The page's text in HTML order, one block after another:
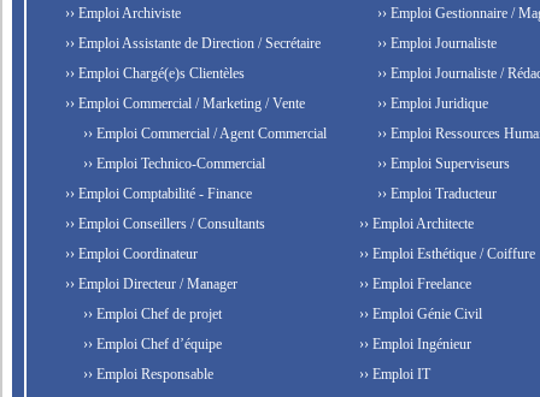
›› Emploi Archiviste
›› Emploi Assistante de Direction / Secrétaire
›› Emploi Chargé(e)s Clientèles
›› Emploi Commercial / Marketing / Vente
›› Emploi Commercial / Agent Commercial
›› Emploi Technico-Commercial
›› Emploi Comptabilité - Finance
›› Emploi Conseillers / Consultants
›› Emploi Coordinateur
›› Emploi Directeur / Manager
›› Emploi Chef de projet
›› Emploi Chef d’équipe
›› Emploi Responsable
›› Emploi Gestionnaire /
›› Emploi Journaliste
›› Emploi Journaliste /
›› Emploi Juridique
›› Emploi Ressources
›› Emploi Superviseurs
›› Emploi Traducteur
›› Emploi Architecte
›› Emploi Esthétique / Coiffure
›› Emploi Freelance
›› Emploi Génie Civil
›› Emploi Ingénieur
›› Emploi IT